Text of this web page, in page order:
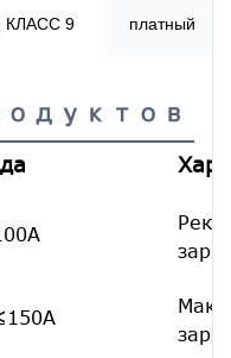
КЛАСС 9 платный